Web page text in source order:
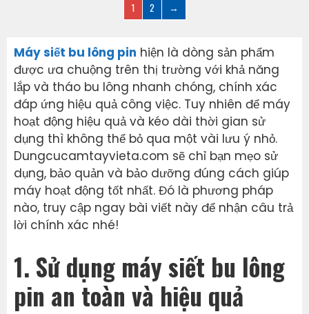
1 2 →
Máy siết bu lông pin hiện là dòng sản phẩm
được ưa chuộng trên thị trường với khả năng
lắp và tháo bu lông nhanh chóng, chính xác
đáp ứng hiệu quả công việc. Tuy nhiên để máy
hoạt động hiệu quả và kéo dài thời gian sử
dụng thì không thể bỏ qua một vài lưu ý nhỏ.
Dungcucamtayvieta.com sẽ chỉ bạn mẹo sử
dụng, bảo quản và bảo dưỡng đúng cách giúp
máy hoạt động tốt nhất. Đó là phương pháp
nào, truy cập ngay bài viết này để nhận câu trả
lời chính xác nhé!
1. Sử dụng máy siết bu lông
pin an toàn và hiệu quả